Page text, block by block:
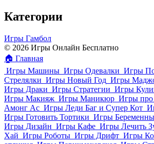
Категории
Игры Гамбол
© 2026 Игры Онлайн Бесплатно
🏠 Главная
Игры Машины Игры Одевалки Игры
Стрелялки Игры Новый Год Игры
Игры Драки Игры Стратегии Игры
Игры Макияж Игры Маникюр Игры про
Амонг Ас Игры Леди Баг и Супер Кот
Игры Готовить Тортики Игры
Игры Дизайн Игры Кафе Игры Лечить
Хай Игры Роботы Игры Дрифт Игры